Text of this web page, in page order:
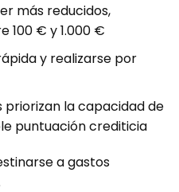
más reducidos,
100 € y 1.000 €
y realizarse por
la capacidad de
puntuación crediticia
a gastos